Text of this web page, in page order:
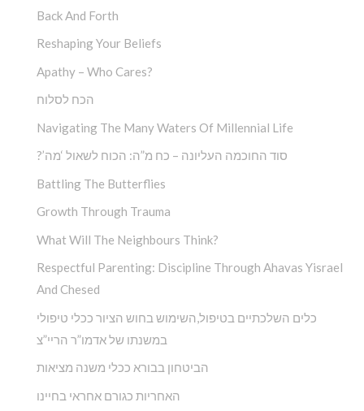
Back And Forth
Reshaping Your Beliefs
Apathy – Who Cares?
הכח לסלוח
Navigating The Many Waters Of Millennial Life
?’סוד החוכמה העליונה – כח מ”ה: הכוח לשאול ‘מה
Battling The Butterflies
Growth Through Trauma
What Will The Neighbours Think?
Respectful Parenting: Discipline Through Ahavas Yisrael
And Chesed
כלים השלכתיים בטיפול,השימוש בחוש הציור ככלי טיפולי
במשנתו של אדמו”ר הריי”צ
הביטחון בבורא ככלי משנה מציאות
האחריות כגורם אחראי בחיינו